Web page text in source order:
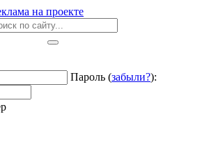
на проекте
Пароль (забыли?):